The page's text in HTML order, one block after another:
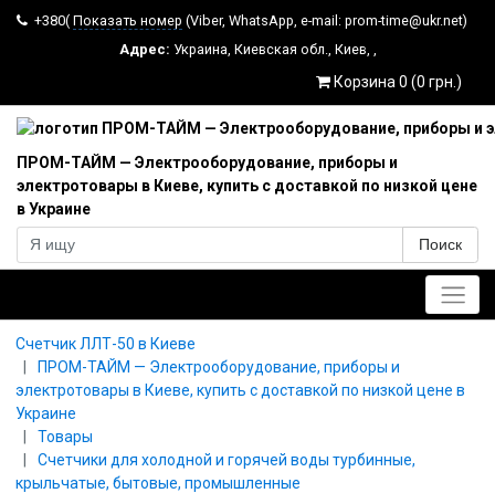
+380( Показать номер (Viber, WhatsApp, e-mail: prom-time@ukr.net)
Адрес: Украина, Киевская обл., Киев, ,
Корзина 0 (0 грн.)
ПРОМ-ТАЙМ — Электрооборудование, приборы и
электротовары в Киеве, купить с доставкой по низкой цене
в Украине
Поиск
Счетчик ЛЛТ-50 в Киеве
ПРОМ-ТАЙМ — Электрооборудование, приборы и
электротовары в Киеве, купить с доставкой по низкой цене в
Украине
Товары
Счетчики для холодной и горячей воды турбинные,
крыльчатые, бытовые, промышленные